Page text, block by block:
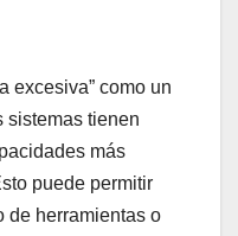
excesiva” como un
sistemas tienen
más
puede permitir
de herramientas o